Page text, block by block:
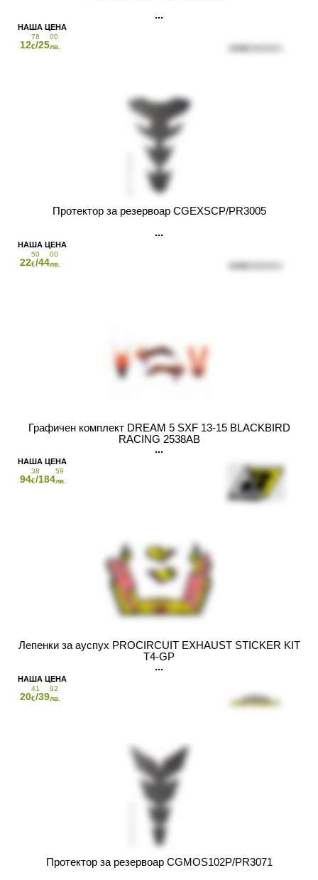
12
78
€/25
00
лв.
Протектор за резервоар CGEXSCP/PR3005
22
50
€/44
00
лв.
Графичен комплект DREAM 5 SXF 13-15 BLACKBIRD
RACING 2538AB
94
38
€/184
59
лв.
Лепенки за ауспух PROCIRCUIT EXHAUST STICKER KIT
T4-GP
20
41
€/39
92
лв.
Протектор за резервоар CGMOS102P/PR3071